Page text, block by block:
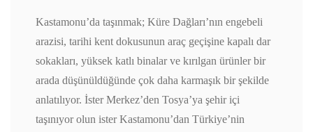
Kastamonu’da taşınmak; Küre Dağları’nın engebeli
arazisi, tarihi kent dokusunun araç geçişine kapalı dar
sokakları, yüksek katlı binalar ve kırılgan ürünler bir
arada düşünüldüğünde çok daha karmaşık bir şekilde
anlatılıyor. İster Merkez’den Tosya’ya şehir içi
taşınıyor olun ister Kastamonu’dan Türkiye’nin